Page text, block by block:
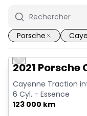
Porsche
Très bonne offre
Previous slide
2021 Porsche
Cayenne Traction
6 Cyl. - Essence
123 000 km